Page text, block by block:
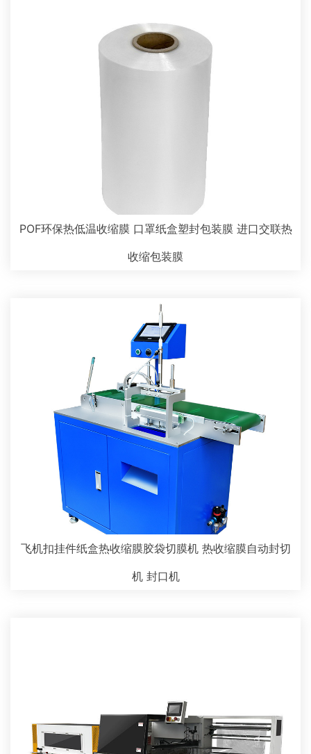
POF环保热低温收缩膜 口罩纸盒塑封包装膜 进口交联热
收缩包装膜
飞机扣挂件纸盒热收缩膜胶袋切膜机 热收缩膜自动封切
机 封口机